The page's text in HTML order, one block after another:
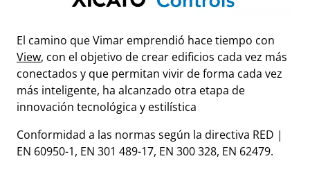
El camino que Vimar emprendió hace tiempo con
View, con el objetivo de crear edificios cada vez más
conectados y que permitan vivir de forma cada vez
más inteligente, ha alcanzado otra etapa de
innovación tecnológica y estilística
Conformidad a las normas según la directiva RED |
EN 60950-1, EN 301 489-17, EN 300 328, EN 62479.